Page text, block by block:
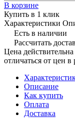
В корзине
Купить в 1 клик
Характеристики
Есть в наличии
Рассчитать
Цена
отличаться от цен
Описание
Как купить
Оплата
Доставка